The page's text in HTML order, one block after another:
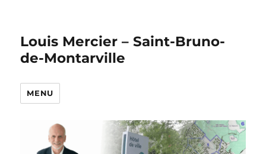
Louis Mercier – Saint-Bruno-
de-Montarville
MENU